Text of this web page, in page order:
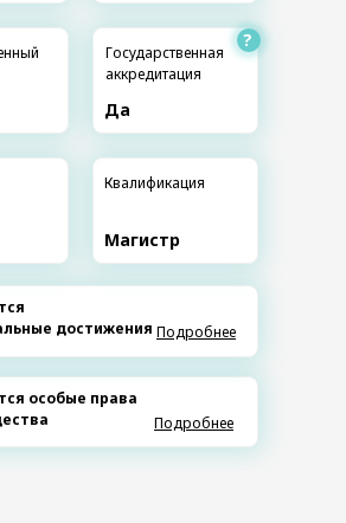
особые права
Подробнее
достижения Подробнее
Квалификация
Магистр
Государственная
аккредитация
Да
?